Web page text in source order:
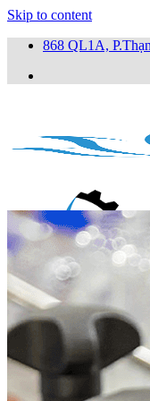
Skip to content
868 QL1A,